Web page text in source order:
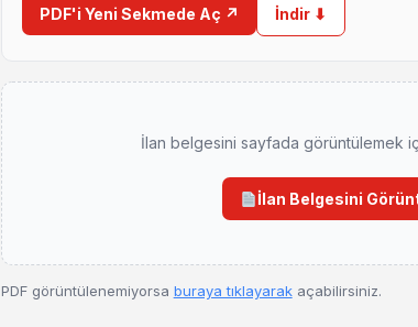
PDF'i Yeni Sekmede Aç ↗ İndir ⬇
İlan belgesini sayfada görüntülemek
İlan Belgesini
PDF görüntülenemiyorsa buraya tıklayarakaçabilirsiniz.